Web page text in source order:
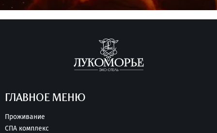
ГЛАВНОЕ МЕНЮ
Проживание
СПА комплекс